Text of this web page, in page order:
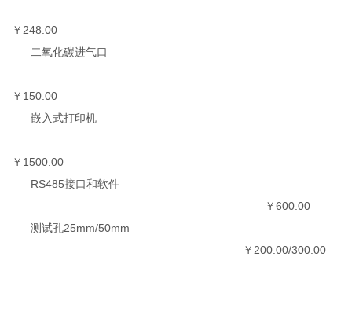
——————————————————————————
￥248.00
二氧化碳进气口
——————————————————————————
￥150.00
嵌入式打印机
—————————————————————————————
￥1500.00
RS485接口和软件
———————————————————————￥600.00
测试孔25mm/50mm
—————————————————————￥200.00/300.00